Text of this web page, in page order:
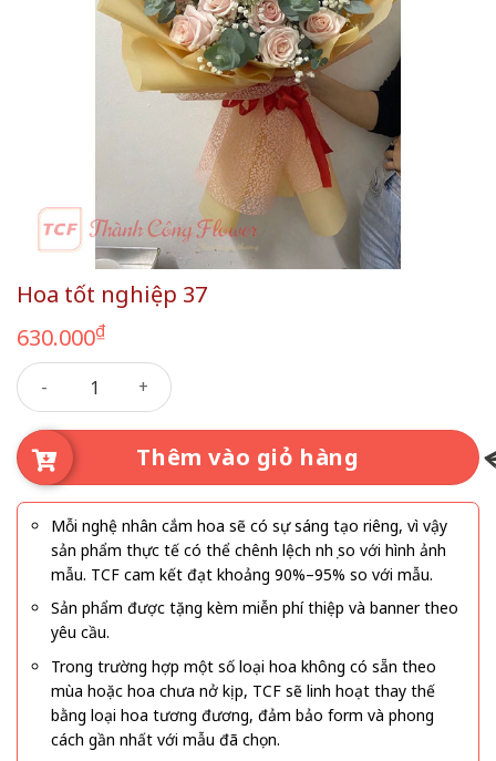
Hoa tốt nghiệp 37
630.000₫
Hoa tốt nghiệp 37 số lượng
Thêm vào giỏ hàng
Mỗi nghệ nhân cắm hoa sẽ có sự sáng tạo riêng, vì vậy
sản phẩm thực tế có thể chênh lệch nhẹ so với hình ảnh
mẫu. TCF cam kết đạt khoảng 90%–95% so với mẫu.
Sản phẩm được tặng kèm miễn phí thiệp và banner theo
yêu cầu.
Trong trường hợp một số loại hoa không có sẵn theo
mùa hoặc hoa chưa nở kịp, TCF sẽ linh hoạt thay thế
bằng loại hoa tương đương, đảm bảo form và phong
cách gần nhất với mẫu đã chọn.